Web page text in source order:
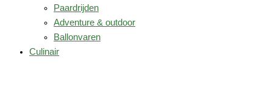
Paardrijden
Adventure & outdoor
Ballonvaren
Culinair